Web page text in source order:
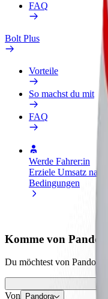
FAQ
Bolt Plus
Vorteile
So machst du mit
FAQ
Werde Fahrer:in
Erziele Umsatz nach
Bedingungen
Komme von
Du möchtest von Pandora
Von Pandora